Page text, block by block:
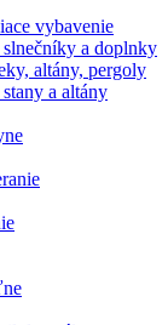
vybavenie
slnečníky a doplnky
altány, pergoly
a altány